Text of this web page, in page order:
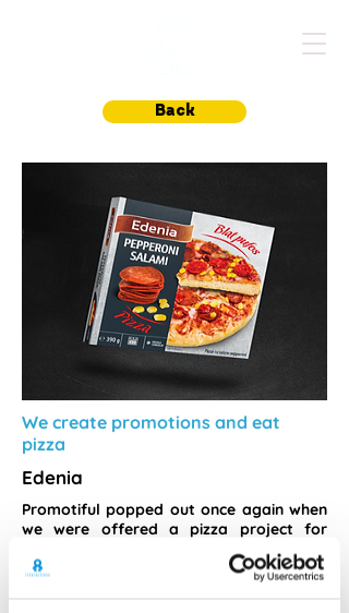
Back
We create promotions and eat
pizza
Edenia
Promotiful popped out once again when
we were offered a pizza project for
Edenia. We managed the technical part
of creating the promotion, but
unofficially we took over the eating